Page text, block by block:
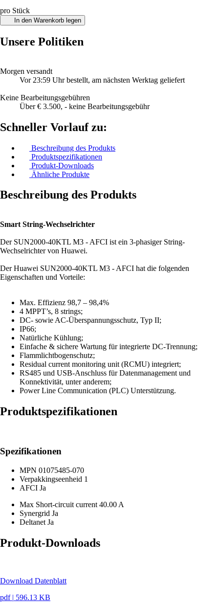
pro Stück
In den Warenkorb legen
Unsere Politiken
Morgen versandt
Vor 23:59 Uhr bestellt, am nächsten Werktag geliefert
Keine Bearbeitungsgebühren
Über € 3.500, - keine Bearbeitungsgebühr
Schneller Vorlauf zu:
Beschreibung des Produkts
Produktspezifikationen
Produkt-Downloads
Ähnliche Produkte
Beschreibung des Produkts
Smart String-Wechselrichter
Der SUN2000-40KTL M3 - AFCI ist ein 3-phasiger String-
Wechselrichter von Huawei.
Der Huawei SUN2000-40KTL M3 - AFCI hat die folgenden
Eigenschaften und Vorteile:
Max. Effizienz 98,7 – 98,4%
4 MPPT’s, 8 strings;
DC- sowie AC-Überspannungsschutz, Typ II;
IP66;
Natürliche Kühlung;
Einfache & sichere Wartung für integrierte DC-Trennung;
Flammlichtbogenschutz;
Residual current monitoring unit (RCMU) integriert;
RS485 und USB-Anschluss für Datenmanagement und
Konnektivität, unter anderem;
Power Line Communication (PLC) Unterstützung.
Produktspezifikationen
Spezifikationen
MPN 01075485-070
Verpakkingseenheid 1
AFCI Ja
Max Short-circuit current 40.00 A
Synergrid Ja
Deltanet Ja
Produkt-Downloads
Download Datenblatt
pdf | 596.13 KB